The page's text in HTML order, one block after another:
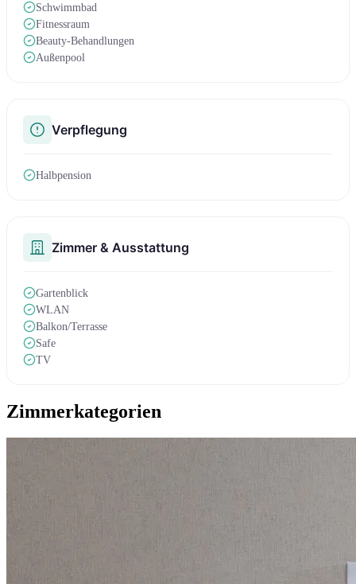
Schwimmbad
Fitnessraum
Beauty-Behandlungen
Außenpool
Verpflegung
Halbpension
Zimmer & Ausstattung
Gartenblick
WLAN
Balkon/Terrasse
Safe
TV
Zimmerkategorien